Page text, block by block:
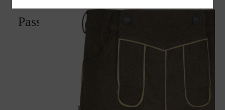
Passt perfekt zu